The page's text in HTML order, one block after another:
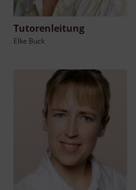
Tutorenleitung
Elke Buck